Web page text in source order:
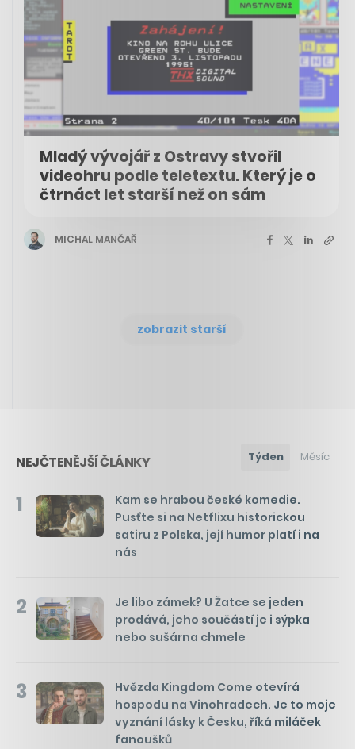
Mladý vývojář z Ostravy stvořil
videohru podle teletextu. Který je o
čtrnáct let starší než on sám
MICHAL MANČAŘ
zobrazit starší
NEJČTENĚJŠÍ ČLÁNKY Týden Měsíc
1
Kam se hrabou české komedie.
Pusťte si na Netflixu historickou
satiru z Polska, její humor platí i na
nás
2
Je libo zámek? U Žatce se jeden
prodává, jeho součástí je i sýpka
nebo sušárna chmele
3
Hvězda Kingdom Come otevírá
hospodu na Vinohradech. Je to moje
vyznání lásky k Česku, říká miláček
fanoušků